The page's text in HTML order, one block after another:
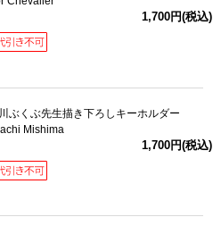
1,700円(税込)
ぶくぶ先生描き下ろしキーホルダー
Mishima
1,700円(税込)